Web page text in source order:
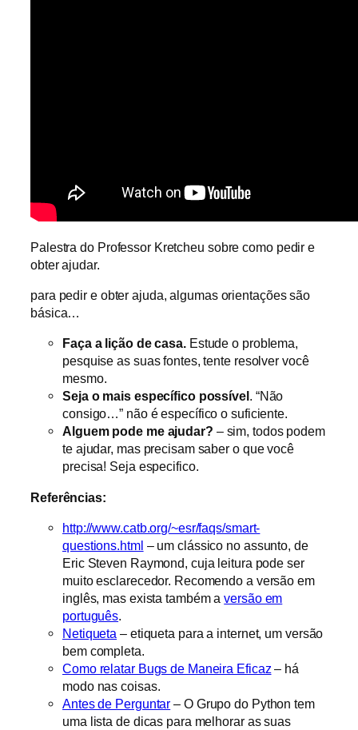
Palestra do Professor Kretcheu sobre como pedir e
obter ajudar.
para pedir e obter ajuda, algumas orientações são
básica…
Faça a lição de casa.Estude o problema,
pesquise as suas fontes, tente resolver você
mesmo.
Seja o mais específico possível . “Não
consigo…” não é específico o suficiente.
Alguem pode me ajudar? – sim, todos podem
te ajudar, mas precisam saber o que você
precisa! Seja especifico.
Referências:
http://www.catb.org/~esr/faqs/smart-
questions.html – um clássico no assunto, de
Eric Steven Raymond, cuja leitura pode ser
muito esclarecedor. Recomendo a versão em
inglês, mas exista também aversão em
português.
Netiqueta – etiqueta para a internet, um versão
bem completa.
Como relatar Bugs de Maneira Eficaz – há
modo nas coisas.
Antes de Perguntar – O Grupo do Python tem
uma lista de dicas para melhorar as suas